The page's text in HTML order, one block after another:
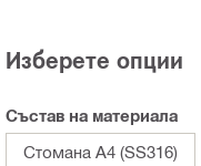
Изберете опции
Състав на материала
Стомана A4 (SS316)